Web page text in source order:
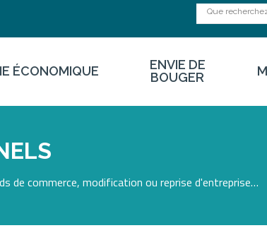
ÉCONOMIQUE
ENVIE DE
BOUGER
de commerce, modification ou reprise d'entreprise…